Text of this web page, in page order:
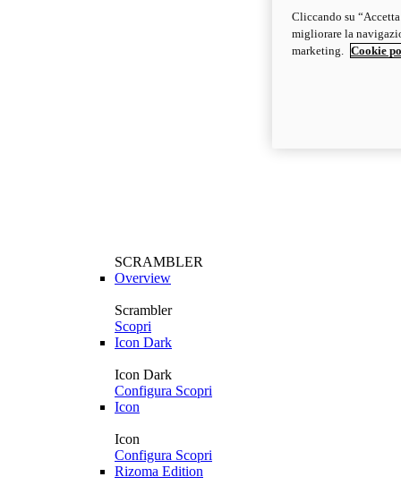
SCRAMBLER
Overview
Scrambler
Scopri
Icon Dark
Icon Dark
Configura Scopri
Icon
Icon
Configura Scopri
Rizoma Edition
Cliccando su
migliorare la
marketing.
Cookie